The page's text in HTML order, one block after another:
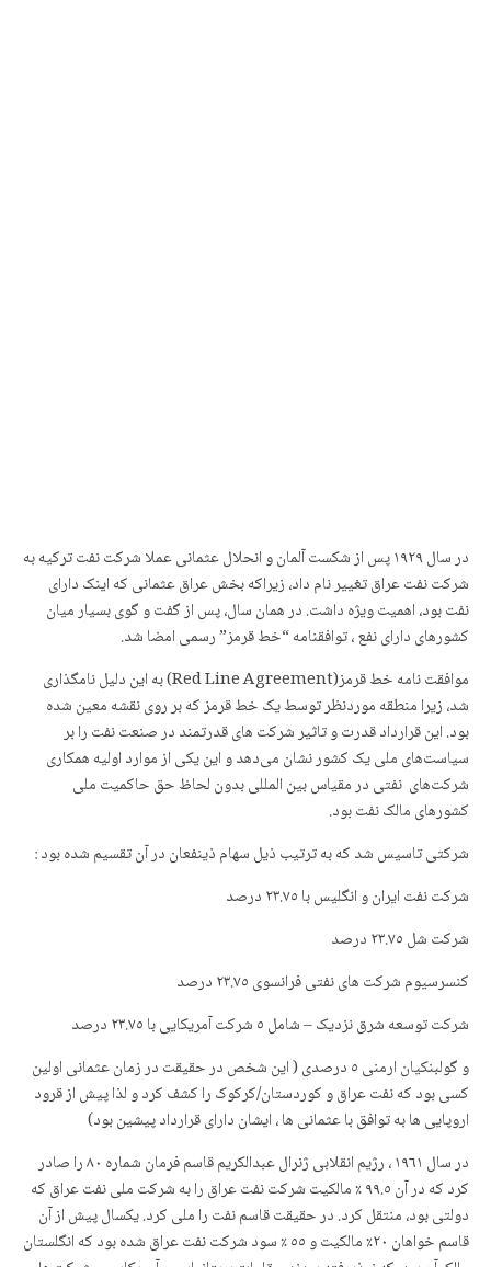
در سال ١٩٢٩ پس از شکست آلمان و انحلال عثمانی عملا شرکت نفت ترکیه به
شرکت نفت عراق تغییر نام داد، زیراکه بخش عراق عثمانی که اینک دارای
نفت بود، اهمیت ویژه داشت. در همان سال، پس از گفت و گوی بسیار میان
کشورهای دارای نفع ، توافقنامه “خط قرمز” رسمی امضا شد.
موافقت نامه خط قرمز(Red Line Agreement) به این دلیل نامگذاری
شد، زیرا منطقه موردنظر توسط یک خط قرمز که بر روی نقشه معین شده
بود. این قرارداد قدرت و تاثیر شرکت های قدرتمند در صنعت نفت را بر
سیاست‌های ملی یک کشور نشان می‌دهد و این یکی از موارد اولیه همکاری
شرکت‌های نفتی در مقیاس بین المللی بدون لحاظ حق حاکمیت ملی
کشورهای مالک نفت بود.
شرکتی تاسیس شد که به ترتیب ذیل سهام ذینفعان در آن تقسیم شدە بود :
شرکت نفت ایران و انگلیس با ٢٣.٧٥ درصد
شرکت شل ٢٣.٧٥ درصد
کنسرسیوم شرکت های نفتی فرانسوی ٢٣.٧٥ درصد
شرکت توسعه شرق نزدیک – شامل ٥ شرکت آمریکایی با ٢٣.٧٥ درصد
و گولبنکیان ارمنی ٥ درصدی ( این شخص در حقیقت در زمان عثمانی اولین
کسی بود که نفت عراق و کوردستان/کرکوک را کشف کرد و لذا پیش از قرود
اروپایی ها به توافق با عثمانی ها ، ایشان دارای قرارداد پیشین بود)
در سال ١٩٦١ ، رژیم انقلابی ژنرال عبدالکریم قاسم فرمان شماره ٨٠ را صادر
کرد که در آن ٩٩.٥ ٪ مالکیت شرکت نفت عراق را به شرکت ملی نفت عراق که
دولتی بود، منتقل کرد. در حقیقت قاسم نفت را ملی کرد. یکسال پیش از آن
قاسم خواهان ٢٠٪ مالکیت و ٥٥ ٪ سود شرکت نفت عراق شده بود که انگلستان